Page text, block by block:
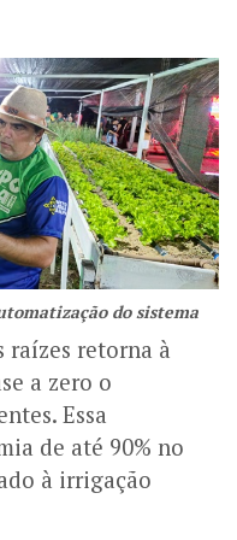
do sistema
raízes retorna à
a zero o
Essa
de até 90% no
à irrigação